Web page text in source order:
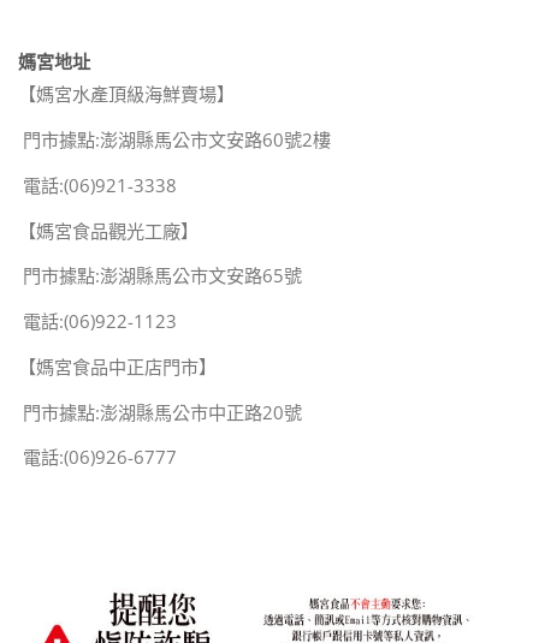
媽宮地址
【媽宮水產頂級海鮮賣場】
門市據點:澎湖縣馬公市文安路60號2樓
電話:(06)921-3338
【媽宮食品觀光工廠】
門市據點:澎湖縣馬公市文安路65號
電話:(06)922-1123
【媽宮食品中正店門市】
門市據點:澎湖縣馬公市中正路20號
電話:(06)926-6777